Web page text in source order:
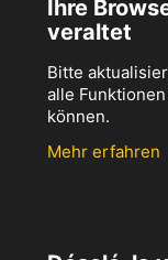
Ihre
veraltet
Bitte
alle
können.
Mehr erfahren